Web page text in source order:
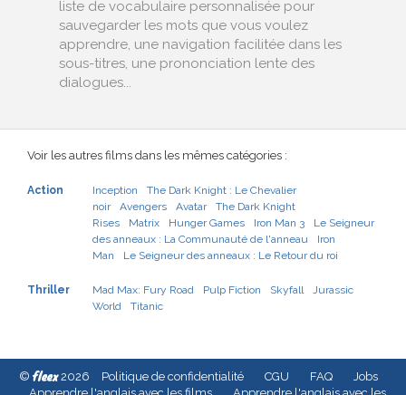
liste de vocabulaire personnalisée pour
sauvegarder les mots que vous voulez
apprendre, une navigation facilitée dans les
sous-titres, une prononciation lente des
dialogues...
Voir les autres films dans les mêmes catégories :
Action Inception
The Dark Knight : Le Chevalier
noir
Avengers Avatar
The Dark Knight
Rises
Matrix Hunger Games Iron Man 3
Le Seigneur
des anneaux : La Communauté de l'anneau
Iron
Man
Le Seigneur des anneaux : Le Retour du roi
Thriller Mad Max: Fury Road Pulp Fiction Skyfall
Jurassic
World
Titanic
© fleex2026 Politique de confidentialité CGU FAQ
Jobs